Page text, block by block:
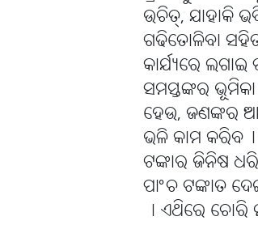
ଉଚିତ୍, ଯାହାକି
ଗଢିତୋଳିବା
କାର୍ଯ୍ୟରେ
ସମସ୍ତଙ୍କର
ହେଉ, ଜଣଙ୍କର
ଭଳି କାମ କରିବ୤
ଟଙ୍କାର ଜିନିଷ
ପାଂଚ ଟଙ୍କାତ
। ଏଥିରେ ଚୋରି